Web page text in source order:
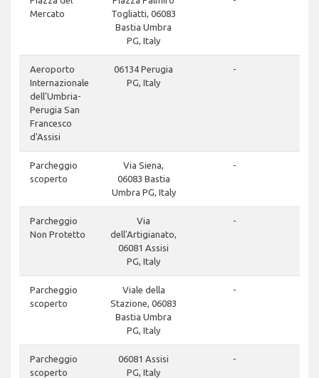
Mercato
Togliatti, 06083
Bastia Umbra
PG, Italy
Aeroporto
Internazionale
dell'Umbria-
Perugia San
Francesco
d'Assisi
06134 Perugia
PG, Italy
-
Parcheggio
scoperto
Via Siena,
06083 Bastia
Umbra PG, Italy
-
Parcheggio
Non Protetto
Via
dell'Artigianato,
06081 Assisi
PG, Italy
-
Parcheggio
scoperto
Viale della
Stazione, 06083
Bastia Umbra
PG, Italy
-
Parcheggio
scoperto
06081 Assisi
PG, Italy
-